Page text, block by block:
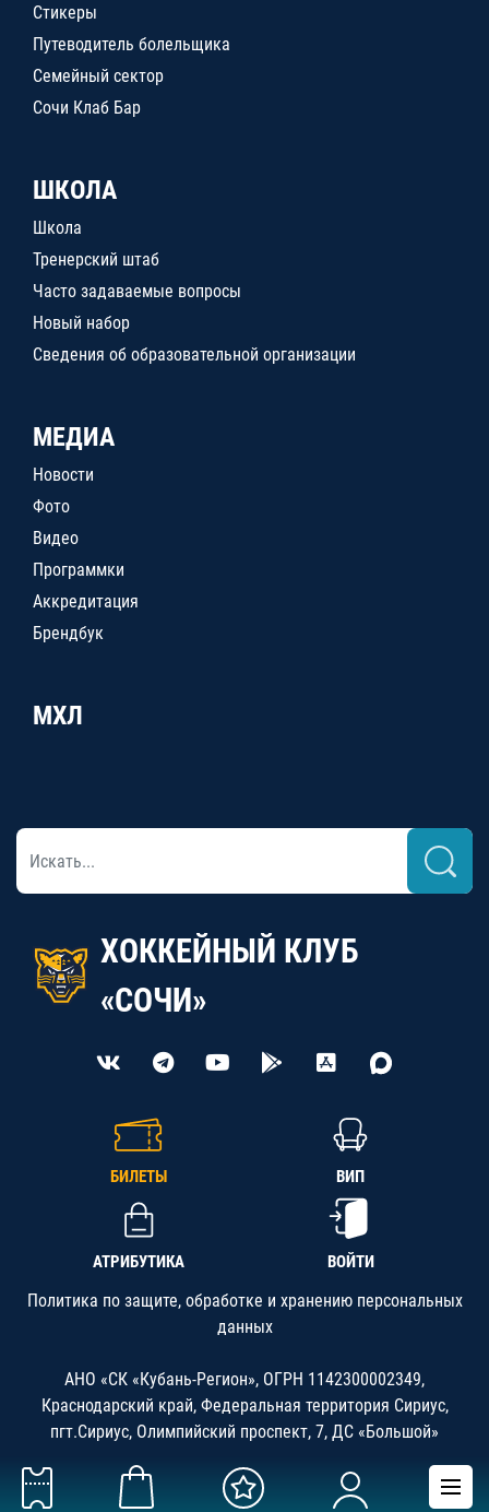
Стикеры
Путеводитель болельщика
Семейный сектор
Сочи Клаб Бар
ШКОЛА
Школа
Тренерский штаб
Часто задаваемые вопросы
Новый набор
Сведения об образовательной организации
МЕДИА
Новости
Фото
Видео
Программки
Аккредитация
Брендбук
МХЛ
ХОККЕЙНЫЙ КЛУБ
«СОЧИ»
БИЛЕТЫ ВИП
АТРИБУТИКА ВОЙТИ
Политика по защите, обработке и хранению персональных
данных
АНО «СК «Кубань-Регион», ОГРН 1142300002349,
Краснодарский край, Федеральная территория Сириус,
пгт.Сириус, Олимпийский проспект, 7, ДС «Большой»